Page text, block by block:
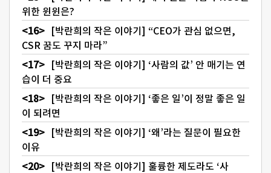
위한 윈윈은?
[박란희의 작은 이야기] “CEO가 관심 없으면,
CSR 꿈도 꾸지 마라”
[박란희의 작은 이야기] ‘사람의 값’ 안 매기는 연
습이 더 중요
[박란희의 작은 이야기] ‘좋은 일’이 정말 좋은 일
이 되려면
[박란희의 작은 이야기] ‘왜’라는 질문이 필요한
이유
[박란희의 작은 이야기] 훌륭한 제도라도 ‘사